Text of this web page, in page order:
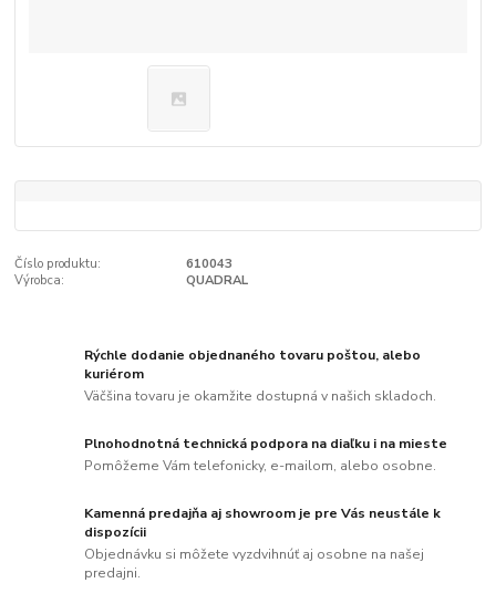
Číslo produktu:
610043
Výrobca:
QUADRAL
Rýchle dodanie objednaného tovaru poštou, alebo
kuriérom
Väčšina tovaru je okamžite dostupná v našich skladoch.
Plnohodnotná technická podpora na diaľku i na mieste
Pomôžeme Vám telefonicky, e-mailom, alebo osobne.
Kamenná predajňa aj showroom je pre Vás neustále k
dispozícii
Objednávku si môžete vyzdvihnúť aj osobne na našej
predajni.